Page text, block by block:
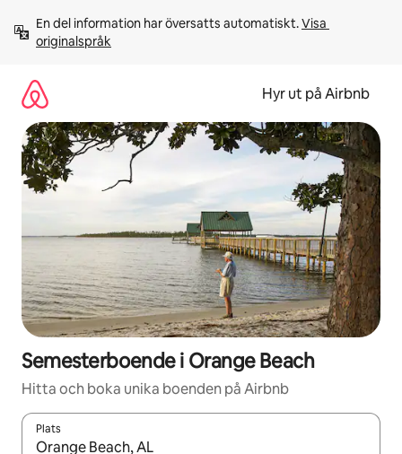
innehåll
En del information har översatts automatiskt. Visa
originalspråk
Hyr ut på Airbnb
Semesterboende i Orange Beach
Hitta och boka unika boenden på Airbnb
Plats
När resultaten är tillgängliga kan du navigera med upp- och